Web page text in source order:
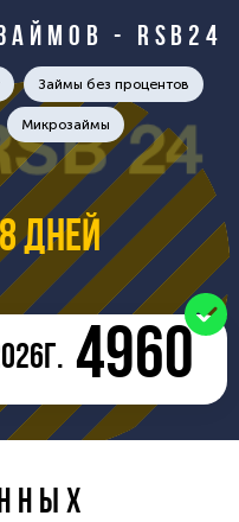
- RSB24
Займы без процентов
Микрозаймы
дней
4960